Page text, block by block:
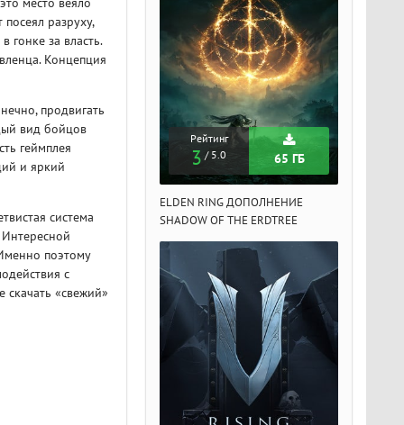
место веяло
разруху,
гонке за власть.
Концепция
продвигать
вид бойцов
геймплея
и яркий
система
Интересной
поэтому
с
«свежий»
Рейтинг
3 / 5.0
OF THE ERDTREE
Рейтинг
3 / 5.0 65 ГБ
ELDEN RING ДОПОЛНЕНИЕ
SHADOW OF THE ERDTREE